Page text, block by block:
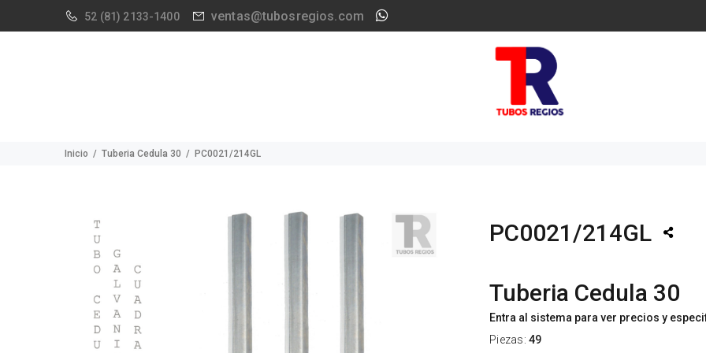
52 (81) 2133-1400 ventas@tubosregios.com
Inicio Tuberia Cedula 30 PC0021/214GL
PC0021/214GL
Tuberia Cedula 30
Entra al sistema para ver precios y
Piezas:49